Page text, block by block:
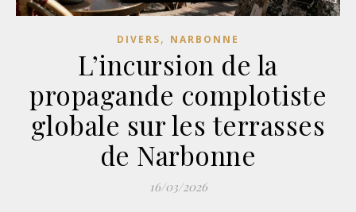
DIVERS, NARBONNE
L’incursion de la
propagande complotiste
globale sur les terrasses
de Narbonne
16/03/2026